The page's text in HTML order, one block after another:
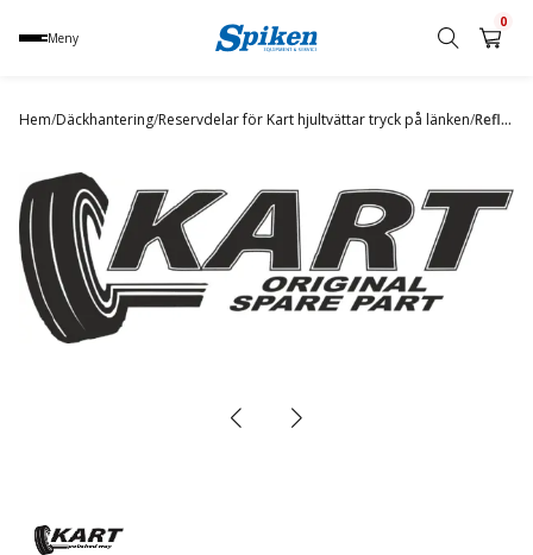
Meny
namn,
eller
varumärke
0
Hem/Däckhantering/Reservdelar för Kart hjultvättar tryck på länken/ Reflective Oring